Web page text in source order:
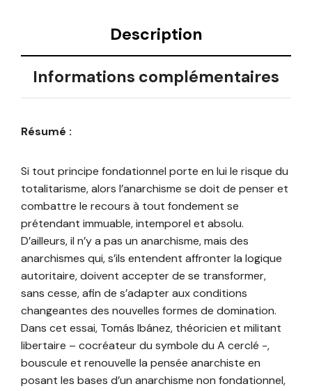
Description
Informations complémentaires
Résumé :
Si tout principe fondationnel porte en lui le risque du
totalitarisme, alors l’anarchisme se doit de penser et
combattre le recours à tout fondement se
prétendant immuable, intemporel et absolu.
D’ailleurs, il n’y a pas un anarchisme, mais des
anarchismes qui, s’ils entendent affronter la logique
autoritaire, doivent accepter de se transformer,
sans cesse, afin de s’adapter aux conditions
changeantes des nouvelles formes de domination.
Dans cet essai, Tomás Ibánez, théoricien et militant
libertaire – cocréateur du symbole du A cerclé -,
bouscule et renouvelle la pensée anarchiste en
posant les bases d’un anarchisme non fondationnel,